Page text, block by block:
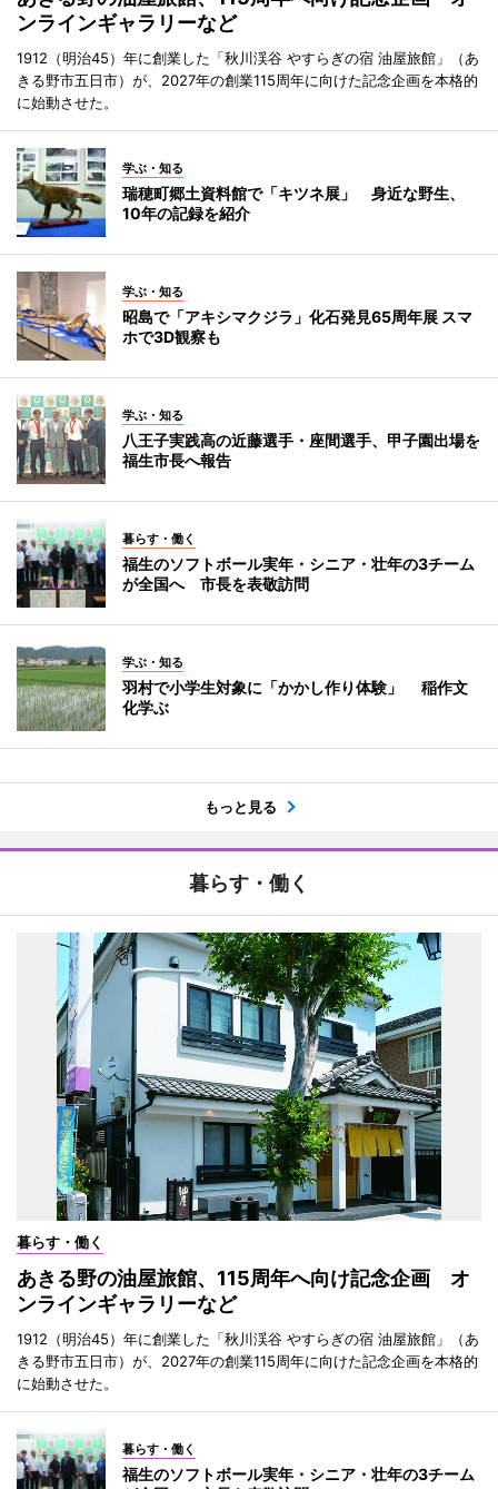
ンラインギャラリーなど
1912（明治45）年に創業した「秋川渓谷 やすらぎの宿 油屋旅館」（あ
きる野市五日市）が、2027年の創業115周年に向けた記念企画を本格的
に始動させた。
学ぶ・知る
瑞穂町郷土資料館で「キツネ展」 身近な野生、
10年の記録を紹介
学ぶ・知る
昭島で「アキシマクジラ」化石発見65周年展 スマ
ホで3D観察も
学ぶ・知る
八王子実践高の近藤選手・座間選手、甲子園出場を
福生市長へ報告
暮らす・働く
福生のソフトボール実年・シニア・壮年の3チーム
が全国へ 市長を表敬訪問
学ぶ・知る
羽村で小学生対象に「かかし作り体験」 稲作文
化学ぶ
もっと見る
暮らす・働く
暮らす・働く
あきる野の油屋旅館、115周年へ向け記念企画 オ
ンラインギャラリーなど
1912（明治45）年に創業した「秋川渓谷 やすらぎの宿 油屋旅館」（あ
きる野市五日市）が、2027年の創業115周年に向けた記念企画を本格的
に始動させた。
暮らす・働く
福生のソフトボール実年・シニア・壮年の3チーム